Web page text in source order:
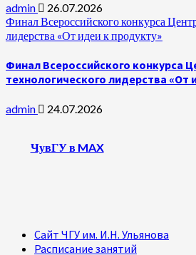
admin
26.07.2026
Финал Всероссийского конкурса
лидерства «От идеи к продукту»
Финал Всероссийского конкурса
технологического лидерства «От
admin 24.07.2026
ЧувГУ в MAX
Сайт ЧГУ им. И.Н. Ульянова
Расписание занятий